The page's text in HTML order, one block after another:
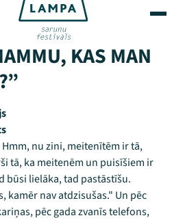
KAS MAN
nu zini, meitenītēm ir tā,
tā, ka meitenēm un puisīšiem ir
būsi lielāka, tad pastāstīšu.
kamēr nav atdzisušas." Un pēc
pēc gada zvanīs telefons,